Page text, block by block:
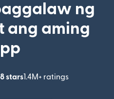
ng
ang aming
stars1.4M+ ratings
(bubukas